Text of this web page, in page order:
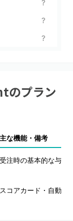
のプラン
主な機能・備考
受注時の基本的な与信
スコアカード・自動与